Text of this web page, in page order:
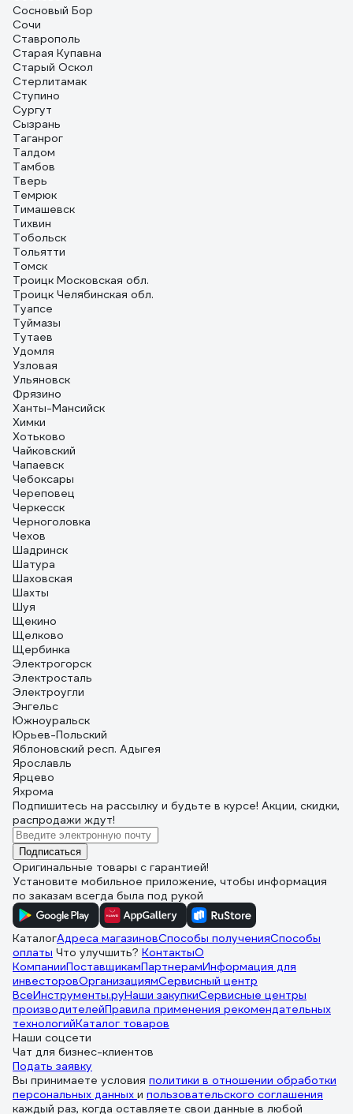
Сосновый Бор
Сочи
Ставрополь
Старая Купавна
Старый Оскол
Стерлитамак
Ступино
Сургут
Сызрань
Таганрог
Талдом
Тамбов
Тверь
Темрюк
Тимашевск
Тихвин
Тобольск
Тольятти
Томск
Троицк Московская обл.
Троицк Челябинская обл.
Туапсе
Туймазы
Тутаев
Удомля
Узловая
Ульяновск
Фрязино
Ханты-Мансийск
Химки
Хотьково
Чайковский
Чапаевск
Чебоксары
Череповец
Черкесск
Черноголовка
Чехов
Шадринск
Шатура
Шаховская
Шахты
Шуя
Щекино
Щелково
Щербинка
Электрогорск
Электросталь
Электроугли
Энгельс
Южноуральск
Юрьев-Польский
Яблоновский респ. Адыгея
Ярославль
Ярцево
Яхрома
Подпишитесь на рассылку и будьте в курсе! Акции, скидки,
распродажи ждут!
Подписаться
Оригинальные товары с гарантией!
Установите мобильное приложение, чтобы информация
по заказам всегда была под рукой
КаталогАдреса магазиновСпособы полученияСпособы
оплаты Что улучшить? КонтактыО
КомпанииПоставщикамПартнерамИнформация для
инвесторовОрганизациямСервисный центр
ВсеИнструменты.руНаши закупкиСервисные центры
производителейПравила применения рекомендательных
технологийКаталог товаров
Наши соцсети
Чат для бизнес-клиентов
Подать заявку
Вы принимаете условия политики в отношении обработки
персональных данных и пользовательского соглашения
каждый раз, когда оставляете свои данные в любой